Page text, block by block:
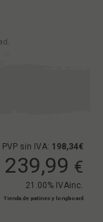
PVP sin IVA: 198,34€
239,99 €
21.00% IVAinc.
Tienda de patines y longboard